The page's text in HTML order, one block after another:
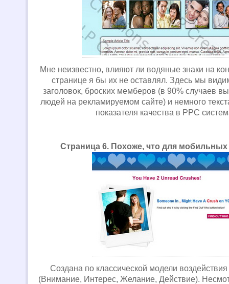
Мне неизвестно, влияют ли водяные знаки на
странице я бы их не оставлял. Здесь мы
заголовок, броских мемберов (в 90% случаев
людей на рекламируемом сайте) и немного
показателя качества в PPC
Страница 6. Похоже, что для мобильных
Создана по классической модели
(Внимание, Интерес, Желание, Действие).